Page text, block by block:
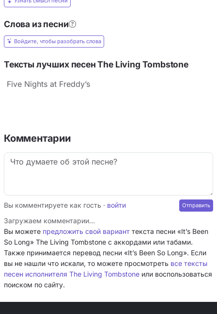
Слова из песни
Войдите, чтобы разобрать слова
Тексты лучших песен The Living Tombstone
Five Nights at Freddy’s
Комментарии
Вы комментируете как гость · войти
Загружаем комментарии…
Вы можете предложить свой вариант текста песни «It’s Been
So Long» The Living Tombstone с аккордами или табами.
Также принимается перевод песни «It’s Been So Long». Если
вы не нашли что искали, то можете просмотреть все тексты
песен исполнителя The Living Tombstone или воспользоваться
поиском по сайту.